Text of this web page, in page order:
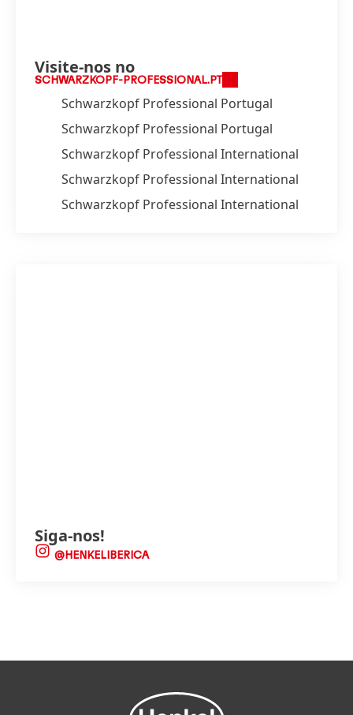
Visite-nos no
SCHWARZKOPF-PROFESSIONAL.PT
Schwarzkopf Professional Portugal
Schwarzkopf Professional Portugal
Schwarzkopf Professional International
Schwarzkopf Professional International
Schwarzkopf Professional International
Siga-nos!
@HENKELIBERICA